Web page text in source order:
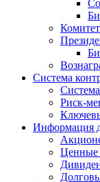
Система
Риск-
Информация
Ценные